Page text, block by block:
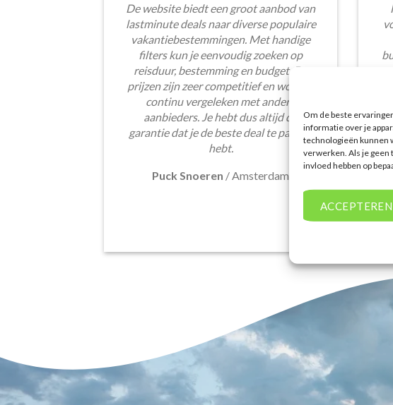
Om de beste
informatie over je
technologieën kunnen
verwerken. Als je
invloed hebben op
ACCEPTEREN
De website biedt een groot aanbod van
lastminute deals naar diverse populaire
vakantiebestemmingen. Met handige
filters kun je eenvoudig zoeken op
reisduur, bestemming en budget. De
prijzen zijn zeer competitief en worden
continu vergeleken met andere
aanbieders. Je hebt dus altijd de
garantie dat je de beste deal te pakken
hebt.
Puck Snoeren / Amsterdam